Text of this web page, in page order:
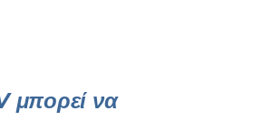
μπορεί να